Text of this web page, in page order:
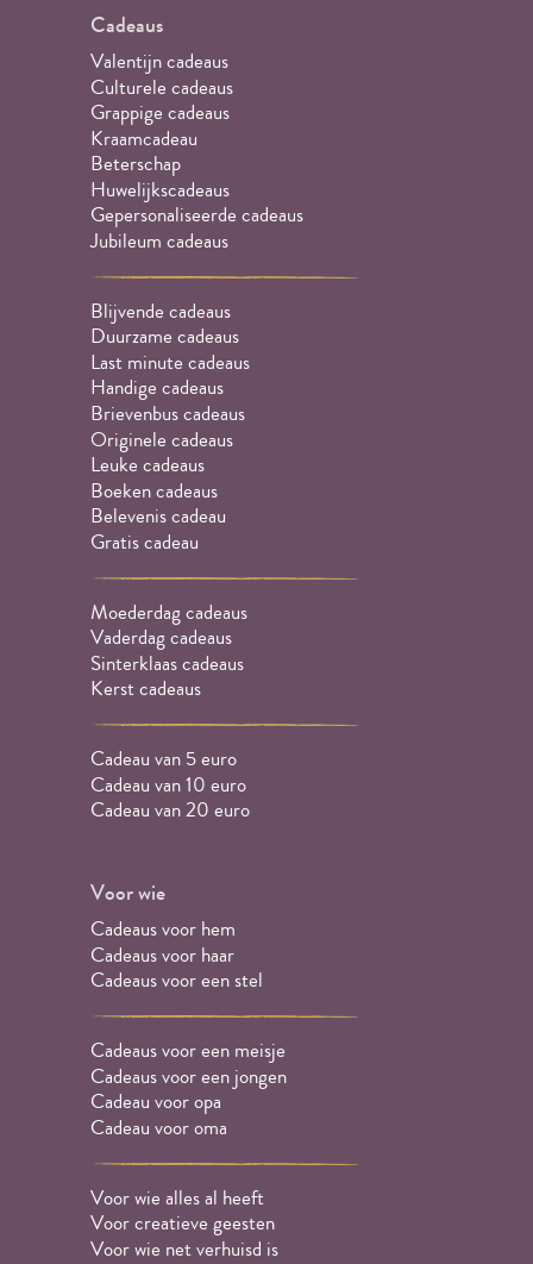
Cadeaus
Valentijn cadeaus
Culturele cadeaus
Grappige cadeaus
Kraamcadeau
Beterschap
Huwelijkscadeaus
Gepersonaliseerde cadeaus
Jubileum cadeaus
Blijvende cadeaus
Duurzame cadeaus
Last minute cadeaus
Handige cadeaus
Brievenbus cadeaus
Originele cadeaus
Leuke cadeaus
Boeken cadeaus
Belevenis cadeau
Gratis cadeau
Moederdag cadeaus
Vaderdag cadeaus
Sinterklaas cadeaus
Kerst cadeaus
Cadeau van 5 euro
Cadeau van 10 euro
Cadeau van 20 euro
Voor wie
Cadeaus voor hem
Cadeaus voor haar
Cadeaus voor een stel
Cadeaus voor een meisje
Cadeaus voor een jongen
Cadeau voor opa
Cadeau voor oma
Voor wie alles al heeft
Voor creatieve geesten
Voor wie net verhuisd is